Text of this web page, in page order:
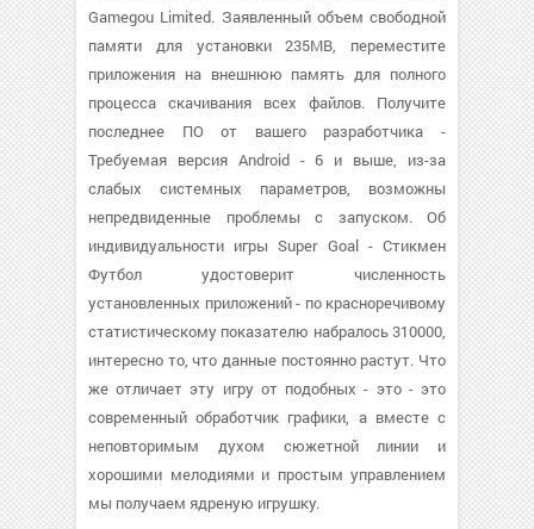
Gamegou Limited. Заявленный объем свободной
памяти для установки 235MB, переместите
приложения на внешнюю память для полного
процесса скачивания всех файлов. Получите
последнее ПО от вашего разработчика -
Требуемая версия Android - 6 и выше, из-за
слабых системных параметров, возможны
непредвиденные проблемы с запуском. Об
индивидуальности игры Super Goal - Стикмен
Футбол удостоверит численность
установленных приложений - по красноречивому
статистическому показателю набралось 310000,
интересно то, что данные постоянно растут. Что
же отличает эту игру от подобных - это - это
современный обработчик графики, а вместе с
неповторимым духом сюжетной линии и
хорошими мелодиями и простым управлением
мы получаем ядреную игрушку.